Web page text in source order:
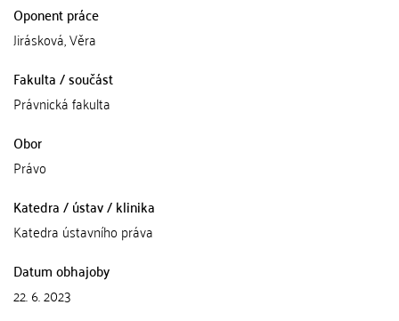
Oponent práce
Jirásková, Věra
Fakulta / součást
Právnická fakulta
Obor
Právo
Katedra / ústav / klinika
Katedra ústavního práva
Datum obhajoby
22. 6. 2023